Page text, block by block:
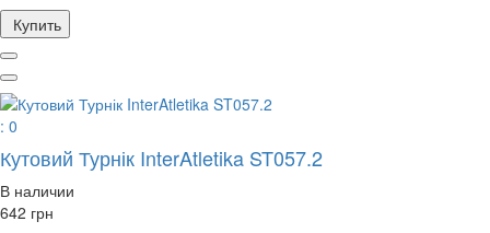
Купить
: 0
Кутовий Турнік InterAtletika ST057.2
В наличии
642 грн